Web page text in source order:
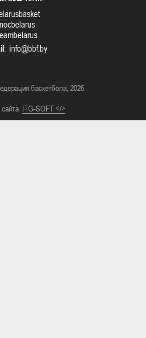
:
баскетбола, 2026
ITG-SOFT </>